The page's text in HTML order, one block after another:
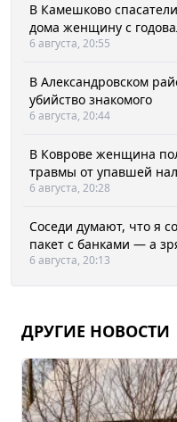
В Камешково
дома женщину с
6 августа, 20:55
В Александровском
убийство знакомого
6 августа, 20:44
В Коврове женщина
травмы от упавшей
6 августа, 20:28
Соседи думают, что я
пакет с банками — а
6 августа, 20:13
ДРУГИЕ НОВОСТИ